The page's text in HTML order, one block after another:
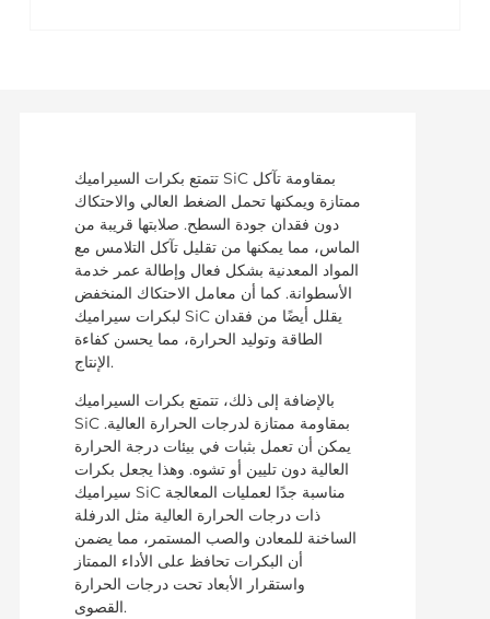
تتمتع بكرات السيراميك SiC بمقاومة تآكل
ممتازة ويمكنها تحمل الضغط العالي والاحتكاك
دون فقدان جودة السطح. صلابتها قريبة من
الماس، مما يمكنها من تقليل تآكل التلامس مع
المواد المعدنية بشكل فعال وإطالة عمر خدمة
الأسطوانة. كما أن معامل الاحتكاك المنخفض
لبكرات سيراميك SiC يقلل أيضًا من فقدان
الطاقة وتوليد الحرارة، مما يحسن كفاءة
الإنتاج.
بالإضافة إلى ذلك، تتمتع بكرات السيراميك
SiC بمقاومة ممتازة لدرجات الحرارة العالية.
يمكن أن تعمل بثبات في بيئات درجة الحرارة
العالية دون تليين أو تشوه. وهذا يجعل بكرات
سيراميك SiC مناسبة جدًا لعمليات المعالجة
ذات درجات الحرارة العالية مثل الدرفلة
الساخنة للمعادن والصب المستمر، مما يضمن
أن البكرات تحافظ على الأداء الممتاز
واستقرار الأبعاد تحت درجات الحرارة
القصوى.